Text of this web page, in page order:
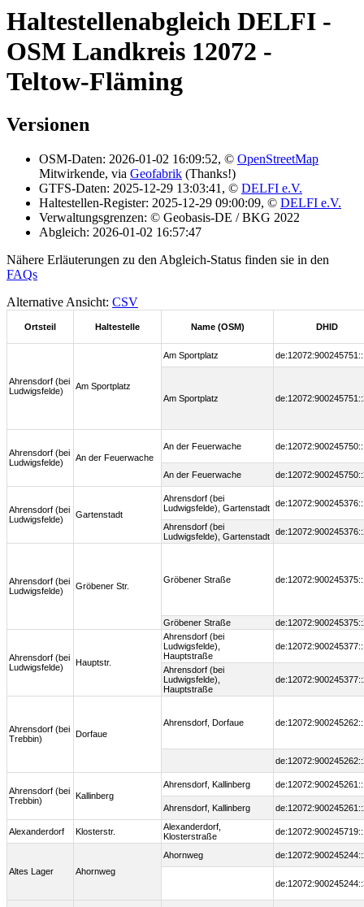
Haltestellenabgleich DELFI -
OSM Landkreis 12072 -
Teltow-Fläming
Versionen
OSM-Daten: 2026-01-02 16:09:52, © OpenStreetMap
Mitwirkende, via Geofabrik (Thanks!)
GTFS-Daten: 2025-12-29 13:03:41, © DELFI e.V.
Haltestellen-Register: 2025-12-29 09:00:09, © DELFI e.V.
Verwaltungsgrenzen: © Geobasis-DE / BKG 2022
Abgleich: 2026-01-02 16:57:47
Nähere Erläuterungen zu den Abgleich-Status finden sie in den
FAQs
Alternative Ansicht: CSV
Ortsteil Haltestelle Name (OSM) DHID
Ahrensdorf (bei
Ludwigsfelde)
Am Sportplatz
Am Sportplatz
Am Sportplatz
Ahrensdorf (bei
Ludwigsfelde)
An der Feuerwache
An der Feuerwache
An der Feuerwache
Ahrensdorf (bei
Ludwigsfelde)
Gartenstadt
Ahrensdorf (bei
Ludwigsfelde), Gartenstadt
Ahrensdorf (bei
Ludwigsfelde), Gartenstadt
Ahrensdorf (bei
Ludwigsfelde)
Gröbener Str.
Gröbener Straße
Gröbener Straße
Ahrensdorf (bei
Ludwigsfelde)
Hauptstr.
Ahrensdorf (bei
Ludwigsfelde),
Hauptstraße
Ahrensdorf (bei
Ludwigsfelde),
Hauptstraße
Ahrensdorf (bei
Trebbin)
Dorfaue
Ahrensdorf, Dorfaue
Ahrensdorf (bei
Trebbin)
Kallinberg
Ahrensdorf, Kallinberg
Ahrensdorf, Kallinberg
Alexanderdorf Klosterstr.
Alexanderdorf,
Klosterstraße
Altes Lager Ahornweg
Ahornweg